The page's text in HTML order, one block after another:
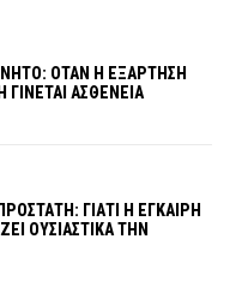
ΟΤΑΝ Η ΕΞΑΡΤΗΣΗ
ΑΣΘΕΝΕΙΑ
ΓΙΑΤΙ Η ΕΓΚΑΙΡΗ
ΟΥΣΙΑΣΤΙΚΑ ΤΗΝ